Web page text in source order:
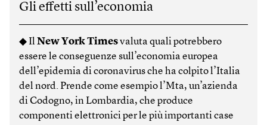
Gli effetti sull’economia
◆ IlNew York Timesvaluta quali potrebbero
essere le conseguenze sull’economia europea
dell’epidemia di coronavirus che ha colpito l’Italia
del nord. Prende come esempio l’Mta, un’azienda
di Codogno, in Lombardia, che produce
componenti elettronici per le più importanti case